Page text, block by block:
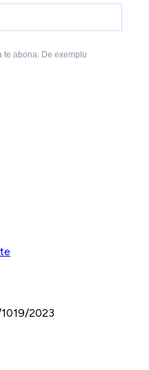
te abona. De exemplu
2023